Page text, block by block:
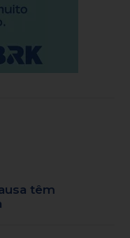
têm